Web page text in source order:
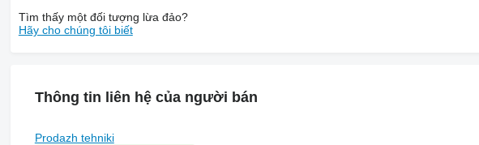
Tìm thấy một đối tượng lừa đảo?
Hãy cho chúng tôi biết
Thông tin liên hệ của người bán
Prodazh tehniki